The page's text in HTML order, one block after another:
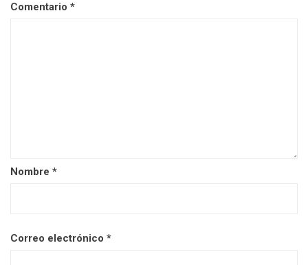
Comentario *
Nombre *
Correo electrónico *